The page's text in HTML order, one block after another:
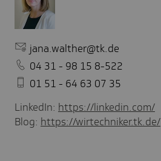
jana.walther@tk.de
04 31 - 98 15 8-522
01 51 - 64 63 07 35
LinkedIn: https://linkedin.com/
Blog: https://wirtechniker.tk.de/